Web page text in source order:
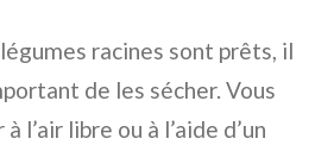
racines sont prêts, il
de les sécher. Vous
l’air libre ou à l’aide d’un